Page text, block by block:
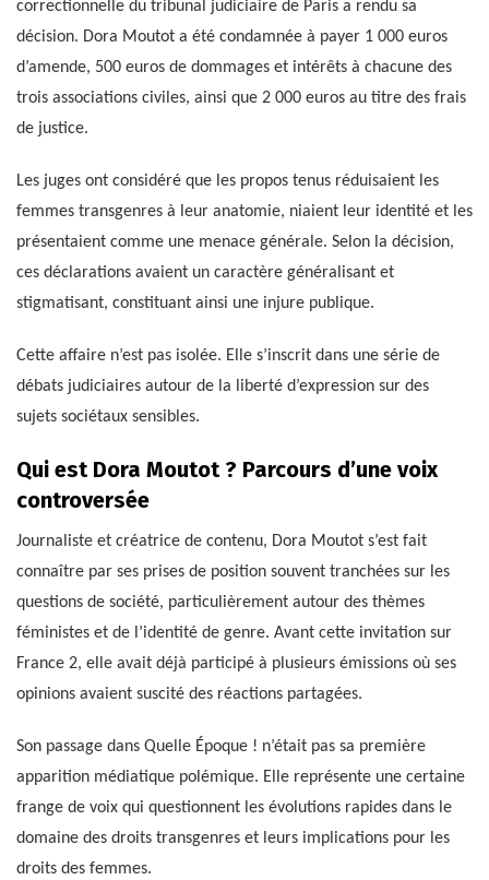
correctionnelle du tribunal judiciaire de Paris a rendu sa
décision. Dora Moutot a été condamnée à payer 1 000 euros
d’amende, 500 euros de dommages et intérêts à chacune des
trois associations civiles, ainsi que 2 000 euros au titre des frais
de justice.
Les juges ont considéré que les propos tenus réduisaient les
femmes transgenres à leur anatomie, niaient leur identité et les
présentaient comme une menace générale. Selon la décision,
ces déclarations avaient un caractère généralisant et
stigmatisant, constituant ainsi une injure publique.
Cette affaire n’est pas isolée. Elle s’inscrit dans une série de
débats judiciaires autour de la liberté d’expression sur des
sujets sociétaux sensibles.
Qui est Dora Moutot ? Parcours d’une voix
controversée
Journaliste et créatrice de contenu, Dora Moutot s’est fait
connaître par ses prises de position souvent tranchées sur les
questions de société, particulièrement autour des thèmes
féministes et de l’identité de genre. Avant cette invitation sur
France 2, elle avait déjà participé à plusieurs émissions où ses
opinions avaient suscité des réactions partagées.
Son passage dans Quelle Époque ! n’était pas sa première
apparition médiatique polémique. Elle représente une certaine
frange de voix qui questionnent les évolutions rapides dans le
domaine des droits transgenres et leurs implications pour les
droits des femmes.